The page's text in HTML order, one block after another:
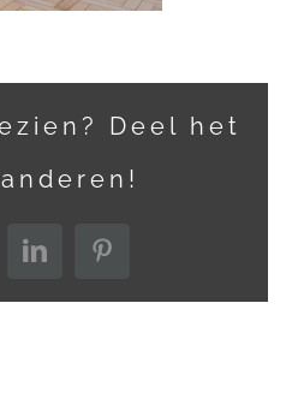
Deel het
LinkedInPinterest